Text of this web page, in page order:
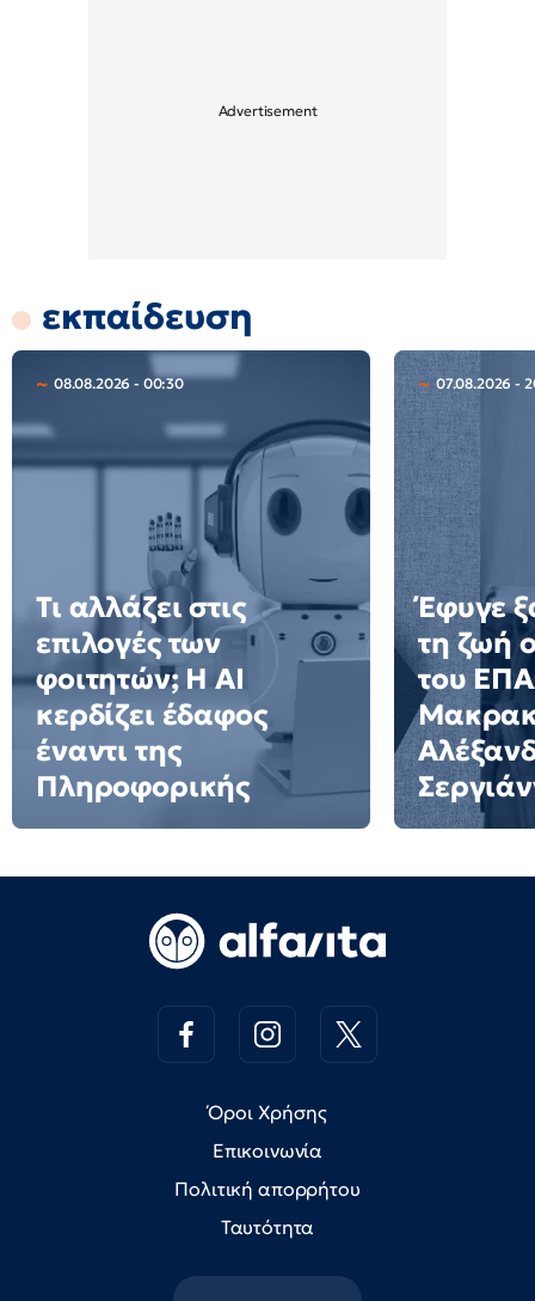
εκπαίδευση
08.08.2026 - 00:30
Τι αλλάζει στις
επιλογές των
φοιτητών; Η AI
κερδίζει έδαφος
έναντι της
Πληροφορικής
07.08.2026 -
Έφυγε
τη ζωή
του
Όροι Χρήσης
Επικοινωνία
Πολιτική απορρήτου
Ταυτότητα